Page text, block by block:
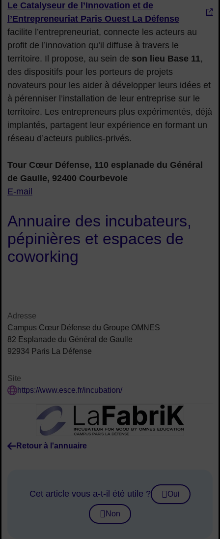
Le Catalyseur de l’Innovation et de
l’Entrepreneuriat Paris Ouest La Défense
facilite l’entrepreneuriat, connecte les acteurs au
profit de l’innovation qu’il diffuse à travers le
territoire. Il propose, au sein de son lieu Base 11,
des dispositifs pour les porteurs de projets
novateurs pour les aider à développer leurs idées et
à pérenniser l’installation de leur entreprise sur le
territoire. Les entrepreneurs plus expérimentés, déjà
implantés, partagent leur expérience en formant un
réseau d’acteurs publics-privés.
Tour Cœur Défense, 110 esplanade du Général
de Gaulle, 92400 Courbevoie
E-mail
Annuaire des incubateurs,
pépinières et espaces de
coworking
Contenu de la fiche
Adresse
Campus Cœur Défense du Groupe OMNES
82 Esplanade du Général de Gaulle
92934 Paris La Défense
Site
https://www.esce.fr/incubation/
Retour à l'annuaire
Cet article vous a-t-il été utile ? Oui
Non